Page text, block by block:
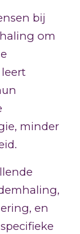
bij
om
minder
en